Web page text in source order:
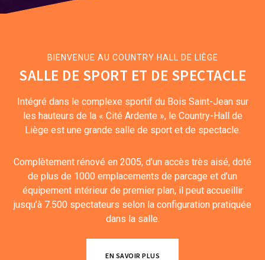
BIENVENUE AU COUNTRY HALL DE LIÈGE
SALLE DE SPORT ET DE SPECTACLE
Intégré dans le complexe sportif du Bois Saint-Jean sur
les hauteurs de la « Cité Ardente », le Country-Hall de
Liège est une grande salle de sport et de spectacle.
Complètement rénové en 2005, d’un accès très aisé, doté
de plus de 1000 emplacements de parcage et d’un
équipement intérieur de premier plan, il peut accueillir
jusqu’à 7.500 spectateurs selon la configuration pratiquée
dans la salle.
EN SAVOIR PLUS